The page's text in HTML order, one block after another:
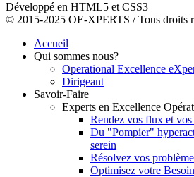
Développé en HTML5 et CSS3
© 2015-2025 OE-XPERTS / Tous droits
Accueil
Qui sommes nous?
Operational Excellence
Dirigeant
Savoir-Faire
Experts en Excellence
Rendez vos flux et
Du "Pompier"
serein
Résolvez vos
Optimisez votre